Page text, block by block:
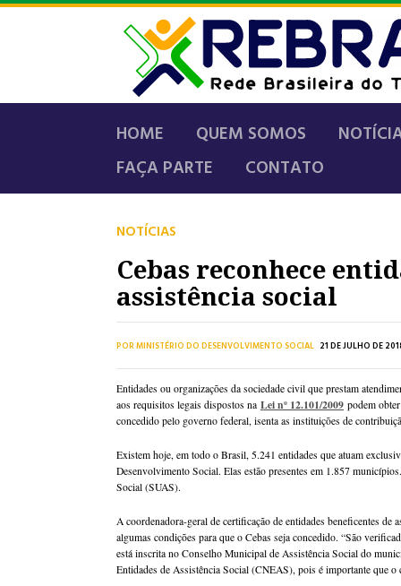
HOME QUEM SOMOS
FAÇA PARTE
CONTATO
NOTÍCIAS
Cebas reconhece
assistência social
POR MINISTÉRIO DO DESENVOLVIMENTO SOCIAL 21 DE JULHO DE
Entidades ou organizações da sociedade civil que prestam
aos requisitos legais dispostos na Lei nº 12.101/2009 podem
concedido pelo governo federal, isenta as instituições de
Existem hoje, em todo o Brasil, 5.241 entidades que atuam
Desenvolvimento Social. Elas estão presentes em 1.857
Social (SUAS).
A coordenadora-geral de certificação de entidades beneficentes de
algumas condições para que o Cebas seja concedido. “São
está inscrita no Conselho Municipal de Assistência Social do
Entidades de Assistência Social (CNEAS), pois é importante que o